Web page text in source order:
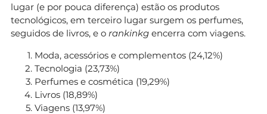
lugar (e por pouca diferença) estão os produtos
tecnológicos, em terceiro lugar surgem os perfumes,
seguidos de livros, e o rankinkg encerra com viagens.
Moda, acessórios e complementos (24,12%)
Tecnologia (23,73%)
Perfumes e cosmética (19,29%)
Livros (18,89%)
Viagens (13,97%)